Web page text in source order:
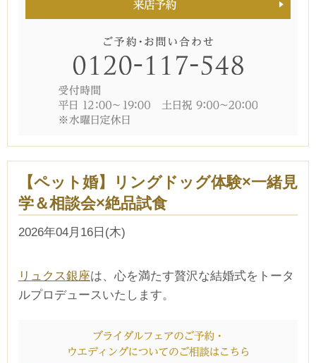
【ペット婚】リングドッグ体験×一緒見
学＆相談会×絶品試食
2026年04月16日(木)
リュクス銀座は、心を満たす贅沢な結婚式をトータ
ルプロデュースいたします。